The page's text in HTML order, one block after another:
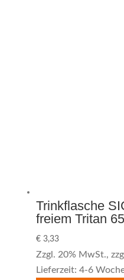
Trinkflasche
freiem Tritan
€3,33
Zzgl. 20% MwSt.,
Lieferzeit: 4-6